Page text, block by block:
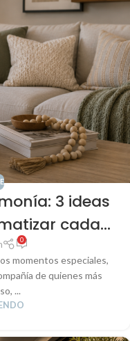
3 ideas
cada
0
momentos especiales,
de quienes más
...